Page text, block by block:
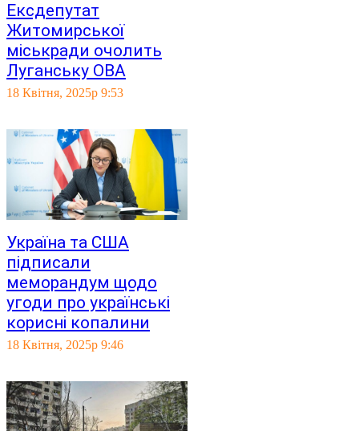
Ексдепутат
Житомирської
міськради очолить
Луганську ОВА
18 Квітня, 2025р 9:53
Україна та США
підписали
меморандум щодо
угоди про українські
корисні копалини
18 Квітня, 2025р 9:46